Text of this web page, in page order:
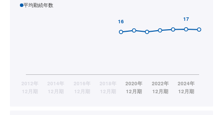
平均勤続年数